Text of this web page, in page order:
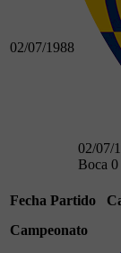
02/07/1988
02/07/
Boca 0
Fecha Partido
Campeonato